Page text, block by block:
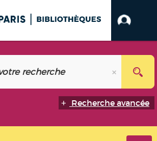
Recherche avancée